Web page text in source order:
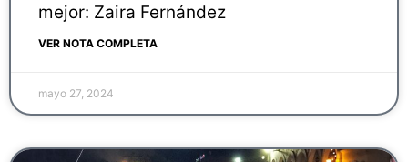
mejor: Zaira Fernández
VER NOTA COMPLETA
mayo 27, 2024